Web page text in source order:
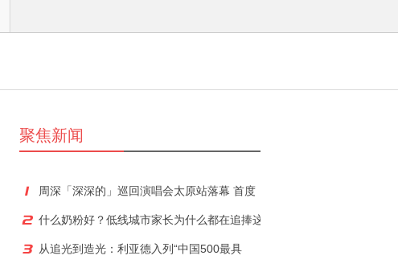
聚焦新闻
周深「深深的」巡回演唱会太原站落幕 首度
什么奶粉好？低线城市家长为什么都在追捧这
从追光到造光：利亚德入列“中国500最具